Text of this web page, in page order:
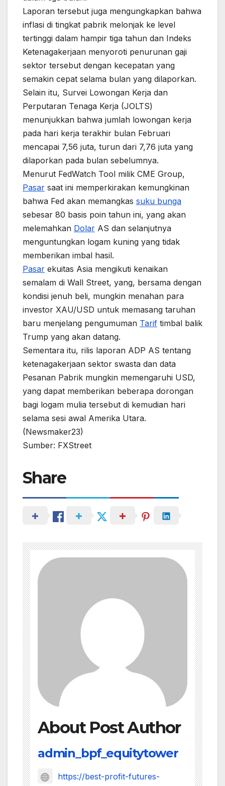
Laporan tersebut juga mengungkapkan bahwa
inflasi di tingkat pabrik melonjak ke level
tertinggi dalam hampir tiga tahun dan Indeks
Ketenagakerjaan menyoroti penurunan gaji
sektor tersebut dengan kecepatan yang
semakin cepat selama bulan yang dilaporkan.
Selain itu, Survei Lowongan Kerja dan
Perputaran Tenaga Kerja (JOLTS)
menunjukkan bahwa jumlah lowongan kerja
pada hari kerja terakhir bulan Februari
mencapai 7,56 juta, turun dari 7,76 juta yang
dilaporkan pada bulan sebelumnya.
Menurut FedWatch Tool milik CME Group,
Pasar saat ini memperkirakan kemungkinan
bahwa Fed akan memangkas suku bunga
sebesar 80 basis poin tahun ini, yang akan
melemahkan Dolar AS dan selanjutnya
menguntungkan logam kuning yang tidak
memberikan imbal hasil.
Pasar ekuitas Asia mengikuti kenaikan
semalam di Wall Street, yang, bersama dengan
kondisi jenuh beli, mungkin menahan para
investor XAU/USD untuk memasang taruhan
baru menjelang pengumuman Tarif timbal balik
Trump yang akan datang.
Sementara itu, rilis laporan ADP AS tentang
ketenagakerjaan sektor swasta dan data
Pesanan Pabrik mungkin memengaruhi USD,
yang dapat memberikan beberapa dorongan
bagi logam mulia tersebut di kemudian hari
selama sesi awal Amerika Utara.
(Newsmaker23)
Sumber: FXStreet
Share
About Post Author
admin_bpf_equitytower
https://best-profit-futures-